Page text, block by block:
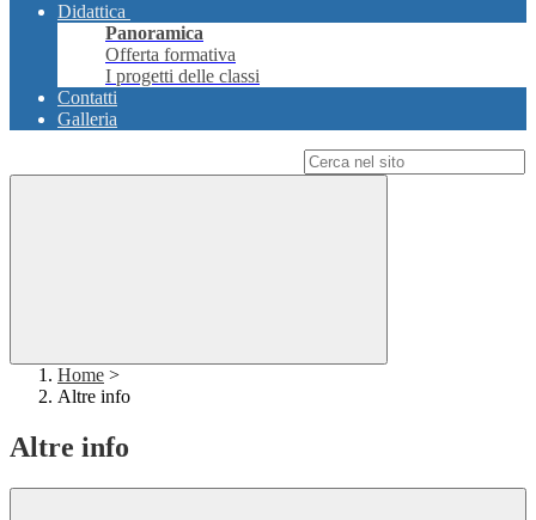
Didattica
Panoramica
Offerta formativa
I progetti delle classi
Contatti
Galleria
Home >
Altre info
Altre info